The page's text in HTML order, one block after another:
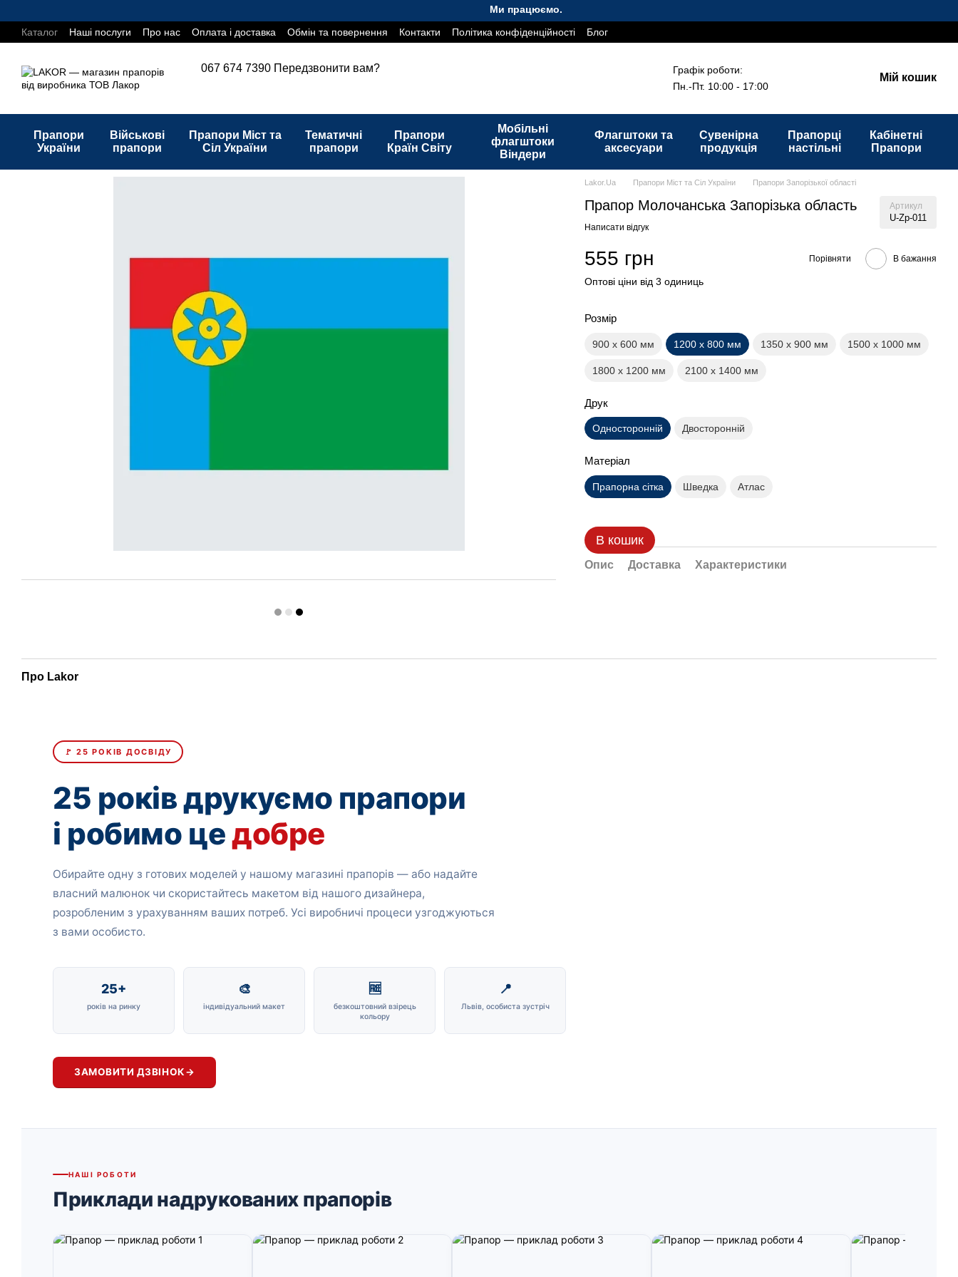
Ми працюємо. Все буде Україна!
Каталог
Наші послуги Про нас Оплата і доставка Обмін та повернення Контакти Політика конфіденційності Блог
067 674 7390 Передзвонити вам?
Графік роботи:
Пн.-Пт. 10:00 - 17:00
Мій кошик
Прапори
України
Військові
прапори
Прапори Міст та
Сіл України
Тематичні
прапори
Прапори
Країн Світу
Мобільні
флагштоки
Віндери
Флагштоки та
аксесуари
Сувенірна
продукція
Прапорці
настільні
Кабінетні
Прапори
Lakor.Ua Прапори Міст та Сіл України Прапори Запорізької області
Прапор Молочанська Запорізька область Артикул
U-Zp-011
Написати відгук
555 грн Порівняти В бажання
Оптові ціни від 3 одиниць
Розмір
900 х 600 мм 1200 х 800 мм 1350 х 900 мм 1500 х 1000 мм
1800 х 1200 мм 2100 х 1400 мм
Друк
Односторонній Двосторонній
Матеріал
Прапорна сітка Шведка Атлас
В кошик
Опис Доставка Характеристики
Про Lakor
🚩 25 РОКІВ ДОСВІДУ
25 років друкуємо прапори
і робимо цедобре
Обирайте одну з готових моделей у нашому магазині прапорів — або надайте
власний малюнок чи скористайтесь макетом від нашого дизайнера,
розробленим з урахуванням ваших потреб. Усі виробничі процеси узгоджуються
з вами особисто.
25+
років на ринку
🎨
індивідуальний макет
🆓
безкоштовний взірець
кольору
📍
Львів, особиста зустріч
ЗАМОВИТИ ДЗВІНОК→
НАШІ РОБОТИ
Приклади надрукованих прапорів